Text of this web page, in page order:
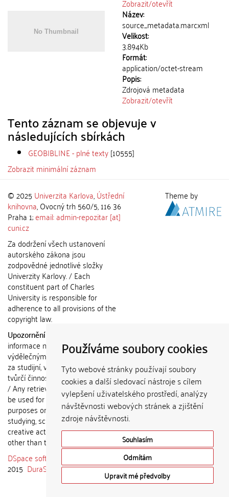
Používáme soubory cookies
Tyto webové stránky používají soubory
cookies a další sledovací nástroje s cílem
vylepšení uživatelského prostředí, analýzy
návštěvnosti webových stránek a zjištění
zdroje návštěvnosti.
Souhlasím
Odmítám
Upravit mé předvolby
Zobrazit/otevřít
Název:
source_metadata.marcxml
Velikost:
3.894Kb
Formát:
application/octet-stream
Popis:
Zdrojová metadata
Zobrazit/otevřít
Tento záznam se objevuje v
následujících sbírkách
GEOBIBLINE - plné texty[10555]
Zobrazit minimální záznam
© 2025 Univerzita Karlova,Ústřední
knihovna, Ovocný trh 560/5, 116 36
Praha 1;email: admin-repozitar [at]
cuni.cz
Za dodržení všech ustanovení
autorského zákona jsou
zodpovědné jednotlivé složky
Univerzity Karlovy. / Each
constituent part of Charles
University is responsible for
adherence to all provisions of the
copyright law.
Upozornění / Notice:
informace nemohou být použity k
výdělečným účelům nebo vydávány
za studijní, vědeckou nebo jinou
tvůrčí činnost jiné osoby než autora.
/ Any retrieved information shall not
be used for any commercial
purposes or claimed as results of
studying, scientific or any other
creative activities of any person
other than the author.
DSpace software
copyright © 2002-
2015 DuraSpace
Theme by